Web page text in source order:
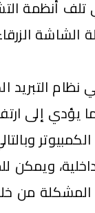
أنظمة
التبريد
يؤدي إلى
ويمكن
من